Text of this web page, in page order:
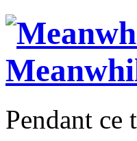
Pendant ce